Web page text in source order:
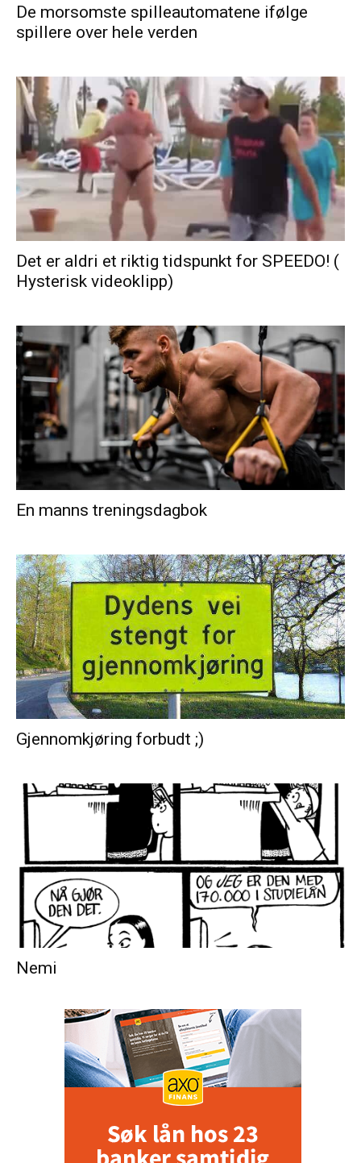
De morsomste spilleautomatene ifølge
spillere over hele verden
Det er aldri et riktig tidspunkt for SPEEDO! (
Hysterisk videoklipp)
En manns treningsdagbok
Gjennomkjøring forbudt ;)
Nemi